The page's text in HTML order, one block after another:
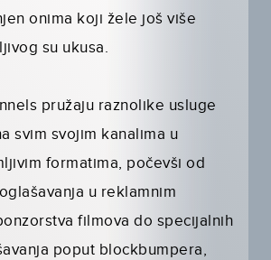
onima koji žele još više
su ukusa.
pružaju raznolike usluge
svim svojim kanalima u
formatima, počevši od
u reklamnim
filmova do specijalnih
poput blockbumpera,